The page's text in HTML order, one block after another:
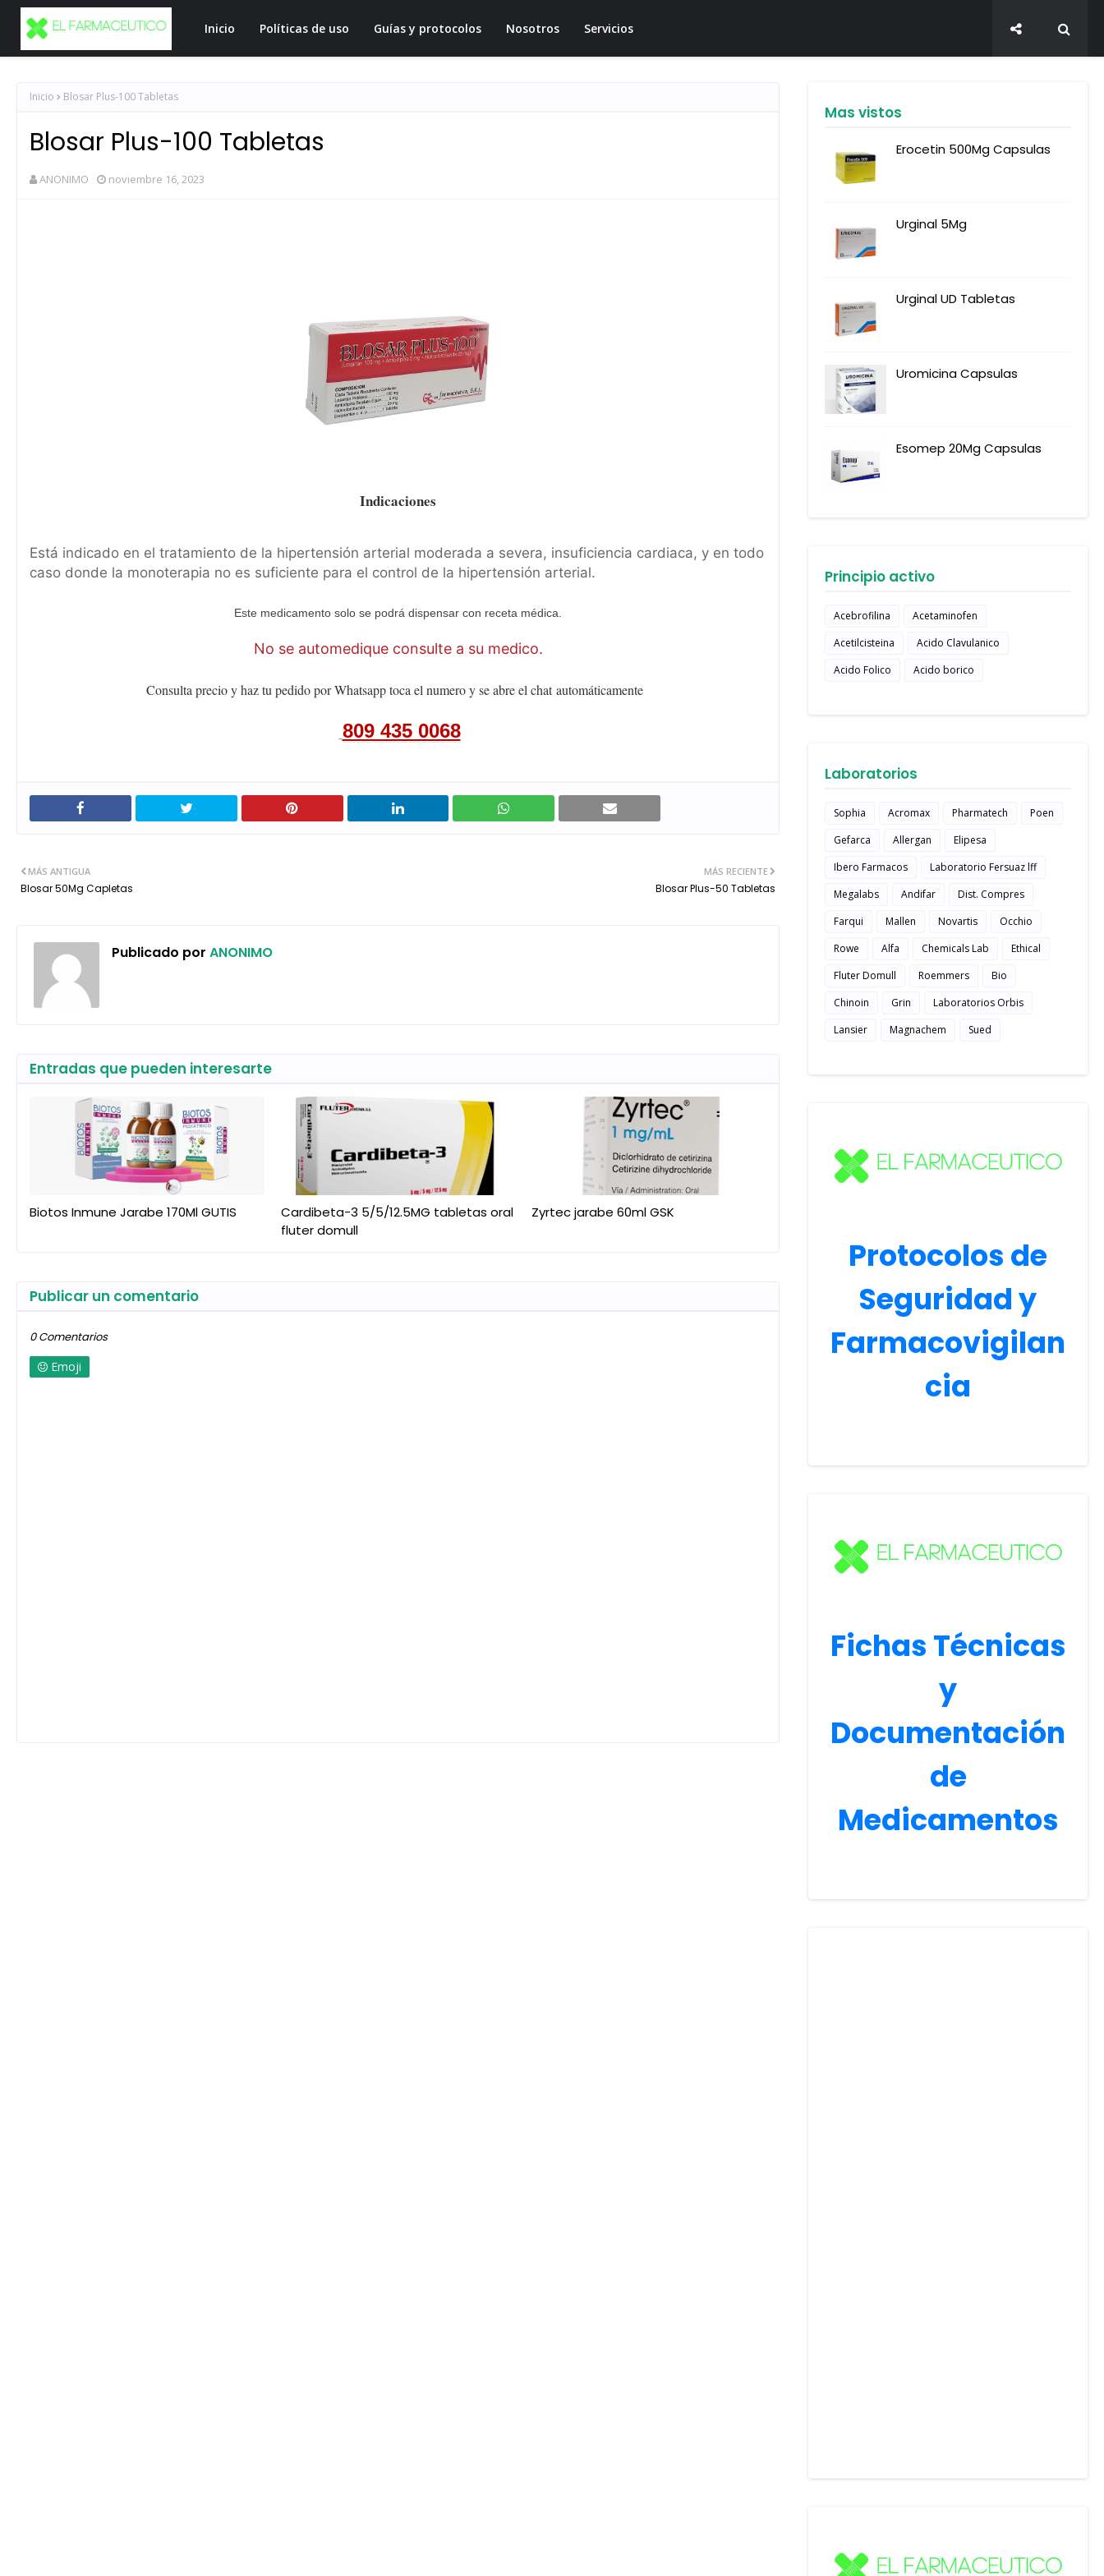
Inicio Políticas de uso Guías y protocolos Nosotros Servicios
Inicio Blosar Plus-100 Tabletas
Blosar Plus-100 Tabletas
ANONIMO noviembre 16, 2023
Indicaciones
Está indicado en el tratamiento de la hipertensión arterial moderada a severa, insuficiencia cardiaca, y en todo
caso donde la monoterapia no es suficiente para el control de la hipertensión arterial.
Este medicamento solo se podrá dispensar con receta médica.
No se automedique consulte a su medico.
Consulta precio y haz tu pedido por Whatsapp toca el numero y se abre el chatautomáticamente
809 435 0068
MÁS RECIENTE
Blosar Plus-50 Tabletas
MÁS ANTIGUA
Blosar 50Mg Capletas
Publicado por ANONIMO
Entradas que pueden interesarte
Biotos Inmune Jarabe 170Ml GUTIS
Cardibeta-3 5/5/12.5MG tabletas oral
fluter domull
Zyrtec jarabe 60ml GSK
Publicar un comentario
0 Comentarios
Emoji
Mas vistos
Erocetin 500Mg Capsulas
Urginal 5Mg
Urginal UD Tabletas
Uromicina Capsulas
Esomep 20Mg Capsulas
Principio activo
Acebrofilina
Acetaminofen
Acetilcisteina
Acido Clavulanico
Acido Folico
Acido borico
Laboratorios
Sophia Acromax Pharmatech
Poen
Gefarca
Allergan
Elipesa
Ibero Farmacos
Laboratorio Fersuaz lff
Megalabs
Andifar
Dist. Compres
Farqui
Mallen Novartis
Occhio
Rowe
Alfa Chemicals Lab
Ethical
Fluter Domull
Roemmers
Bio
Chinoin
Grin
Laboratorios Orbis
Lansier
Magnachem Sued
Protocolos de
Seguridad y
Farmacovigilan
cia
Fichas Técnicas
y
Documentación
de
Medicamentos